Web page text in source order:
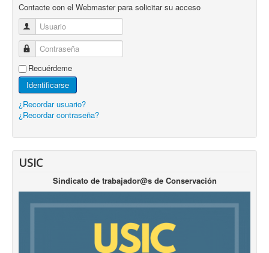
Contacte con el Webmaster para solicitar su acceso
Usuario
Contraseña
Recuérdeme
Identificarse
¿Recordar usuario?
¿Recordar contraseña?
USIC
Sindicato de trabajador@s de Conservación